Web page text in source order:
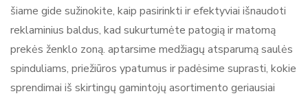
šiame gide sužinokite, kaip pasirinkti ir efektyviai išnaudoti
reklaminius baldus, kad sukurtumėte patogią ir matomą
prekės ženklo zoną. aptarsime medžiagų atsparumą saulės
spinduliams, priežiūros ypatumus ir padėsime suprasti, kokie
sprendimai iš skirtingų gamintojų asortimento geriausiai